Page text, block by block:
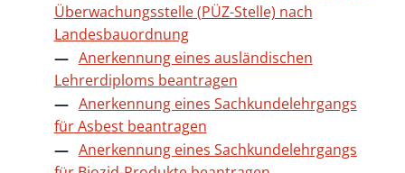
Überwachungsstelle (PÜZ-Stelle) nach
Landesbauordnung
Anerkennung eines ausländischen
Lehrerdiploms beantragen
Anerkennung eines Sachkundelehrgangs
für Asbest beantragen
Anerkennung eines Sachkundelehrgangs